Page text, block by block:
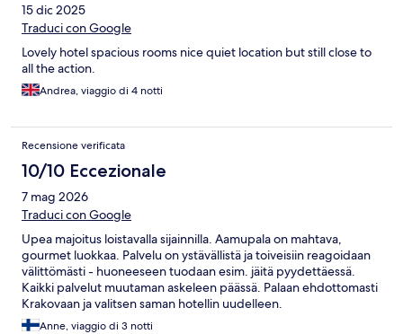
15 dic 2025
Traduci con Google
Lovely hotel spacious rooms nice quiet location but still close to
all the action.
Andrea, viaggio di 4 notti
Recensione verificata
10/10 Eccezionale
7 mag 2026
Traduci con Google
Upea majoitus loistavalla sijainnilla. Aamupala on mahtava,
gourmet luokkaa. Palvelu on ystävällistä ja toiveisiin reagoidaan
välittömästi - huoneeseen tuodaan esim. jäitä pyydettäessä.
Kaikki palvelut muutaman askeleen päässä. Palaan ehdottomasti
Krakovaan ja valitsen saman hotellin uudelleen.
Anne, viaggio di 3 notti